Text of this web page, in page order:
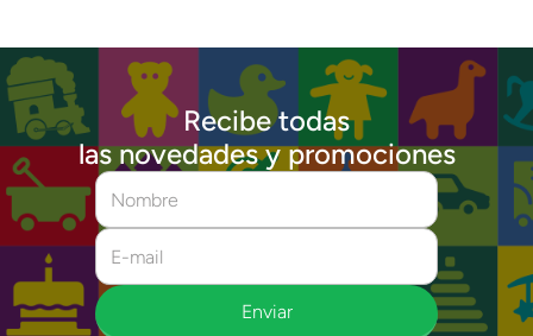
Recibe todas
las novedades y promociones
Enviar